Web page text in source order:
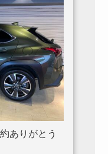
ありがとう